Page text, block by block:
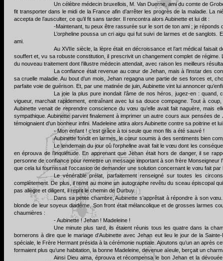
Un célèbre médecin bruxellois, M. Van Duerne, ami du comte de
fit transporter dans le midi de la France afin d’arrêter les progrès de la maladie. La
accepta de l’ausculter, ce qu’il fit sans tarder. Il rencontra alors Aubinette et lui dit :
-Maintenant, tu peux être rassurée sur le sort de ton ami ; je réponds
L’orpheline poussa un cri aigu qui fut suivi de larmes et de
ami.
Au XVIIe siècle, la lèpre était en décroissance et l’art médical
souffert et, vu sa robuste constitution, il prescrivit un changement complet de
du nouveau traitement dont l’illustre médecin attendait, avec raison les meilleurs
La confiance était revenue au cœur de Jehan, mais à l’instar des
sa cruelle maladie. Au bout d’un mois, Jehan regagna une partie de ses forces et,
parfaite voie de guérison. Et, par une matinée de juin, Aubinette vint lui annoncer
La joie la plus pure inondait l’âme de nos héros, jugez-en :
vigueur, marchait rapidement, entraînant avec lui sa douce compagne. Tout à
Aubinette venait de reprendre conscience du vœu qu’elle avait fait naguère, mais
sympathique. Aubinette parvint finalement à imprimer un autre cours aux pensées
témoignaient d’un bonheur infini. Madeleine attira alors Aubinette contre sa poitrine et
- Mon enfant ! c’est grâce à toi seule que mon fils a été sauvé !
Aubinette fondit en larmes, le cœur soumis à des sentiments bien
Le lendemain du jour où l’orpheline avait fait le vœu dont les
en éprouva de l’inquiétude. En apprenant que Jehan était hors de danger, il se
personne de confiance pour remettre un message important à son frère Monseigneur
que cela lui fournissait l’occasion de demander une solution concernant le vœu fait par
Le vénérable prélat, parfaitement renseigné sur toutes les
complètement. De plus, il remit au moine un autographe revêtu du sceau épiscopal
pas allègre et diligent, il reprit le chemin de Durbuy.
Dans sa petite chambre, Aubinette s’apprêtait à répondre à son
blonde de leur soyeux diadème. Son front était mélancolique et de grosses larmes
chaumières :
- Aubinette ! Jehan ! Madeleine !
Une minute plus tard, ils étaient réunis tous les quatre dans la
bornerons à dire que le mariage d’Aubinette avec Jehan eut lieu le jour de la
spéciale, le Frère Hermant présida à la cérémonie nuptiale. Ajoutons qu’un an après
formaient plus qu’une habitation, la bonne Madeleine, devenue aïeule, berçait un
Ainsi Dieu aima, éprouva et récompensa le bon Jehan et la